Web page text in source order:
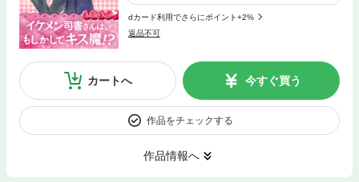
dカード利用でさらにポイント+2%
返品不可
カートへ 今すぐ買う
作品をチェックする
作品情報へ